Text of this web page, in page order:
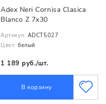
Adex Neri Cornisa Clasica
Blanco Z 7x30
Артикул: ADCT5027
Цвет: белый
1 189 руб./шт.
В корзину